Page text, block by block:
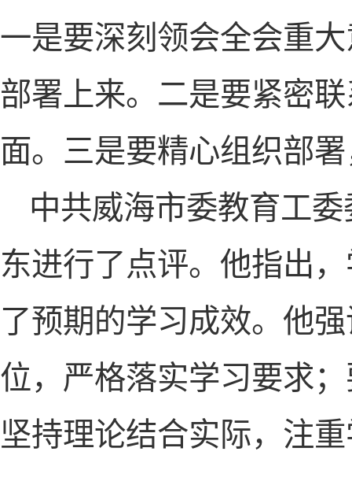
一是要深刻领会全会重
部署上来。二是要紧密
面。三是要精心组织部
中共威海市委教育工
东进行了点评。他指出
了预期的学习成效。他
位，严格落实学习要求
坚持理论结合实际，注